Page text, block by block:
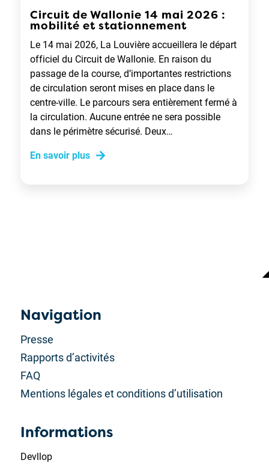
Circuit de Wallonie 14 mai 2026 :
mobilité et stationnement
Le 14 mai 2026, La Louvière accueillera le départ
officiel du Circuit de Wallonie. En raison du
passage de la course, d’importantes restrictions
de circulation seront mises en place dans le
centre-ville. Le parcours sera entièrement fermé à
la circulation. Aucune entrée ne sera possible
dans le périmètre sécurisé. Deux…
En savoir plus
Navigation
Presse
Rapports d’activités
FAQ
Mentions légales et conditions d’utilisation
Informations
Devllop